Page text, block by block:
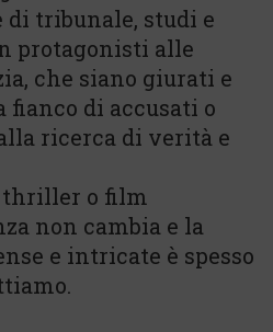
tribunale, studi e
protagonisti alle
che siano giurati e
fianco di accusati o
ricerca di verità e
thriller o film
non cambia e la
e intricate è spesso